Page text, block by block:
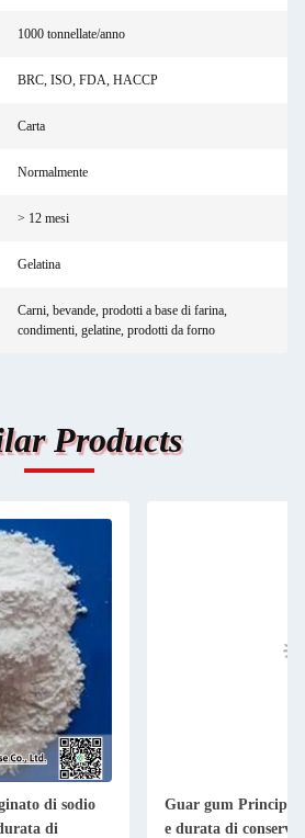
1000 tonnellate/anno
BRC, ISO, FDA, HACCP
Carta
Normalmente
> 12 mesi
Gelatina
Carni, bevande, prodotti a base di farina,
condimenti, gelatine, prodotti da forno
Products
di sodio
di
Guar gum
e durata di